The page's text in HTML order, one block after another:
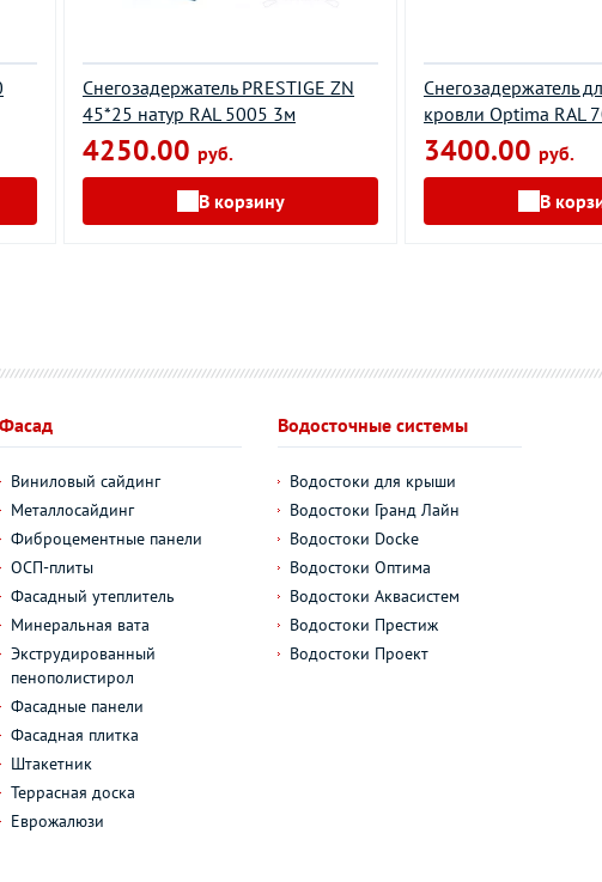
Снегозадержатель PRESTIGE ZN
45*25 натур RAL 5005 3м
4250.00 руб.
В корзину
Снегозадержатель
кровли Optima RAL
3400.00 руб.
В
Фасад
Виниловый сайдинг
Металлосайдинг
Фиброцементные панели
ОСП-плиты
Фасадный утеплитель
Минеральная вата
Экструдированный
пенополистирол
Фасадные панели
Фасадная плитка
Штакетник
Террасная доска
Еврожалюзи
Водосточные системы
Водостоки для крыши
Водостоки Гранд Лайн
Водостоки Docke
Водостоки Оптима
Водостоки Аквасистем
Водостоки Престиж
Водостоки Проект